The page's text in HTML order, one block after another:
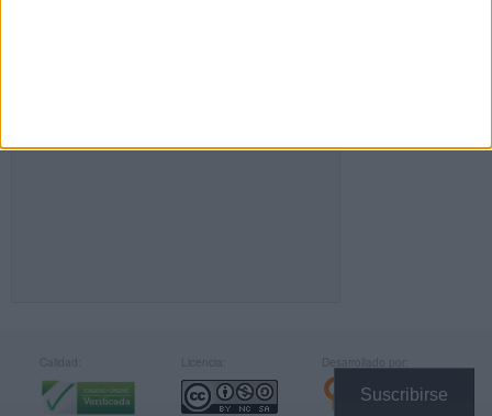
Suscribirse